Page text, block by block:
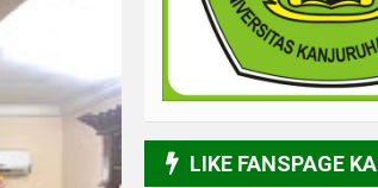
LIKE FANSPAGE